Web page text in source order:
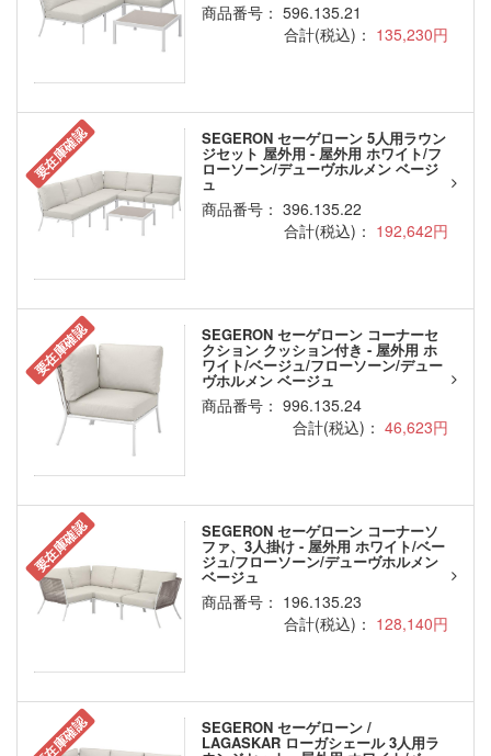
商品番号： 596.135.21
合計(税込)： 135,230円
要在庫確認 SEGERON セーゲローン 5人用ラウン
ジセット 屋外用 - 屋外用 ホワイト/フ
ローソーン/デューヴホルメン ベージ
ュ
商品番号： 396.135.22
合計(税込)： 192,642円
要在庫確認 SEGERON セーゲローン コーナーセ
クション クッション付き - 屋外用 ホ
ワイト/ベージュ/フローソーン/デュー
ヴホルメン ベージュ
商品番号： 996.135.24
合計(税込)： 46,623円
要在庫確認 SEGERON セーゲローン コーナーソ
ファ、3人掛け - 屋外用 ホワイト/ベー
ジュ/フローソーン/デューヴホルメン
ベージュ
商品番号： 196.135.23
合計(税込)： 128,140円
要在庫確認 SEGERON セーゲローン /
LAGASKAR ローガシェール 3人用ラ